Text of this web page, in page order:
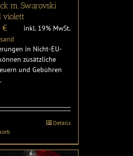
m. Swarovski
violett
€
inkl. 19% MwSt.
in Nicht-EU-
zusätzliche
und Gebühren
Details